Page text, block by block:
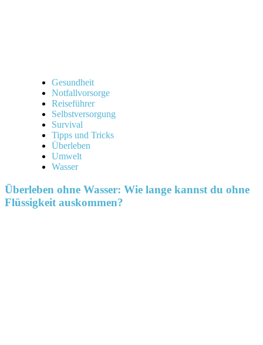
Gesundheit
Notfallvorsorge
Reiseführer
Selbstversorgung
Survival
Tipps und Tricks
Überleben
Umwelt
Wasser
Überleben ohne Wasser: Wie lange kannst du ohne
Flüssigkeit auskommen?